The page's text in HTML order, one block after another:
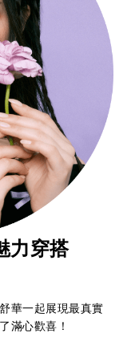
力穿搭
華一起展現最真實
滿心歡喜！